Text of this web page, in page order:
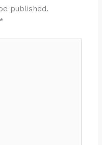
published.
*